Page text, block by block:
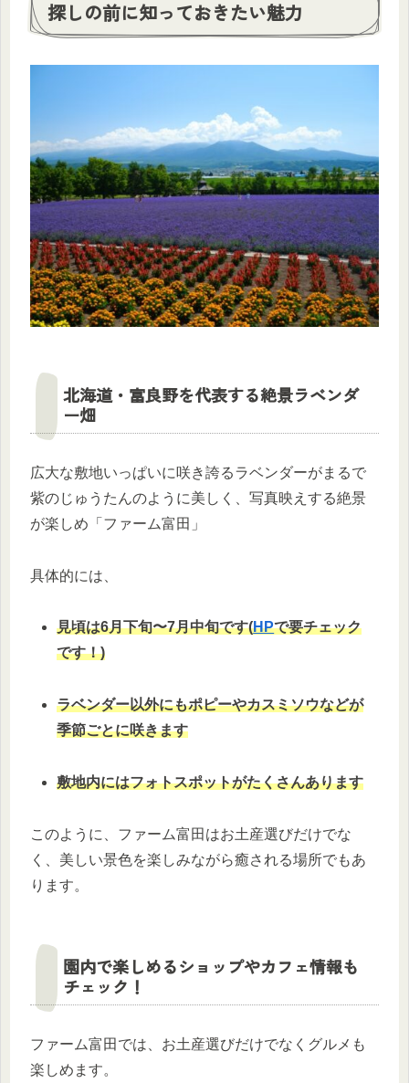
探しの前に知っておきたい魅力
北海道・富良野を代表する絶景ラベンダ
ー畑
広大な敷地いっぱいに咲き誇るラベンダーがまるで
紫のじゅうたんのように美しく、写真映えする絶景
が楽しめ「ファーム富田」
具体的には、
見頃は6月下旬〜7月中旬です(HPで要チェック
です！)
ラベンダー以外にもポピーやカスミソウなどが
季節ごとに咲きます
敷地内にはフォトスポットがたくさんあります
このように、ファーム富田はお土産選びだけでな
く、美しい景色を楽しみながら癒される場所でもあ
ります。
園内で楽しめるショップやカフェ情報も
チェック！
ファーム富田では、お土産選びだけでなくグルメも
楽しめます。